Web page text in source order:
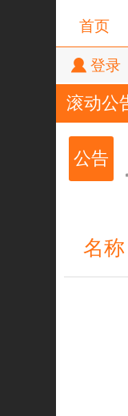
首页
登录
滚动公
名称